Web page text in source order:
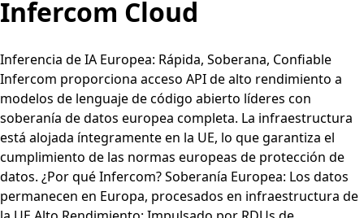
Infercom Cloud
Inferencia de IA Europea: Rápida, Soberana, Confiable
Infercom proporciona acceso API de alto rendimiento a
modelos de lenguaje de código abierto líderes con
soberanía de datos europea completa. La infraestructura
está alojada íntegramente en la UE, lo que garantiza el
cumplimiento de las normas europeas de protección de
datos. ¿Por qué Infercom? Soberanía Europea: Los datos
permanecen en Europa, procesados en infraestructura de